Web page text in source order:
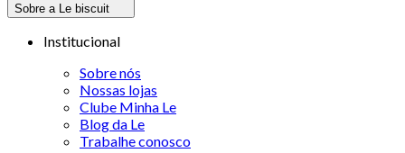
Sobre a Le biscuit
Institucional
Sobre nós
Nossas lojas
Clube Minha Le
Blog da Le
Trabalhe conosco